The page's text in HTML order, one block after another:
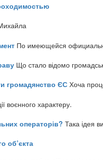
По имеющейся
Що стало відомо
громадянство ЄС Хоча
воєнного характеру.
операторів? Така ідея
об’єкта